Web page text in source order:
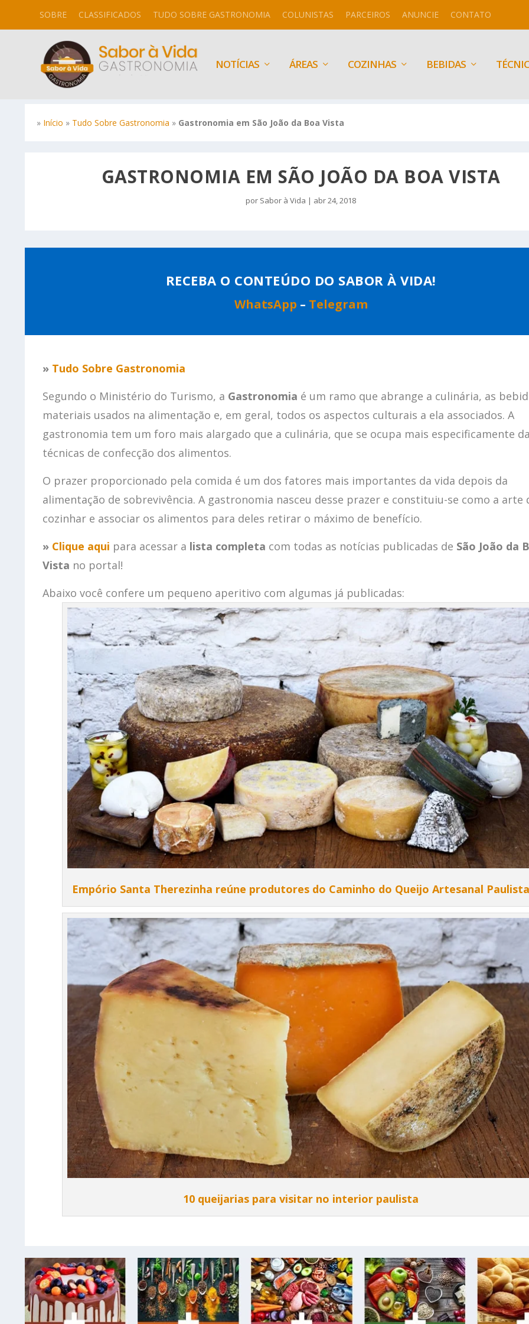
SOBRE CLASSIFICADOS TUDO SOBRE GASTRONOMIA COLUNISTAS PARCEIROS ANUNCIE CONTATO
NOTÍCIAS ÁREAS COZINHAS BEBIDAS
» Início » Tudo Sobre Gastronomia » Gastronomia em São João da Boa Vista
GASTRONOMIA EM SÃO JOÃO DA BOA VISTA
por Sabor à Vida | abr 24, 2018
RECEBA O CONTEÚDO DO SABOR À VIDA!
WhatsApp – Telegram
» Tudo Sobre Gastronomia
Segundo o Ministério do Turismo, a Gastronomia é um ramo que abrange a culinária, as
materiais usados na alimentação e, em geral, todos os aspectos culturais a ela associados. A
gastronomia tem um foro mais alargado que a culinária, que se ocupa mais especificamente
técnicas de confecção dos alimentos.
O prazer proporcionado pela comida é um dos fatores mais importantes da vida depois da
alimentação de sobrevivência. A gastronomia nasceu desse prazer e constituiu-se como a arte
cozinhar e associar os alimentos para deles retirar o máximo de benefício.
» Clique aqui para acessar a lista completa com todas as notícias publicadas de São João da
Vista no portal!
Abaixo você confere um pequeno aperitivo com algumas já publicadas:
Empório Santa Therezinha reúne produtores do Caminho do Queijo Artesanal
10 queijarias para visitar no interior paulista